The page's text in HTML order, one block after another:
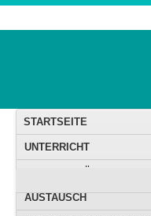
STARTSEITE
UNTERRICHT
AUSTAUSCH